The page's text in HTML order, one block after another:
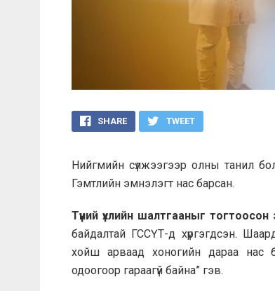
SHARE TWEET
Нийгмийн сүлжээгээр олны танил
Гэмтлийн эмнэлэгт нас барсан.
Түүний үхлийн шалтгааныг
байдалтай ГССҮТ-д хүргэгдсэн.
хойш арваад хоногийн дараа нас
одоогоор гараагүй байна” гэв.